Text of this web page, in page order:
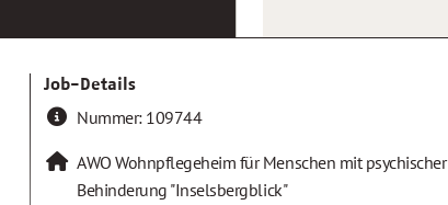
Job-Details
Nummer: 109744
AWO Wohnpflegeheim für Menschen mit psychischer
Behinderung "Inselsbergblick"